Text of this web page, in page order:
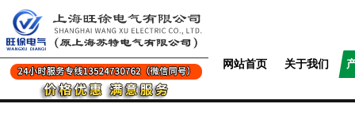
网站首页 关于我们